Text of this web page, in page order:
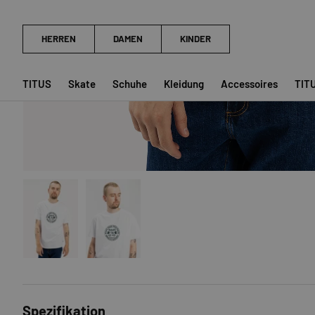
TITUS Skate Schuhe Kleidung Accessoires
Bild 1 in Galerieansicht ladenBild 2 in Galerieansicht laden
Spezifikation